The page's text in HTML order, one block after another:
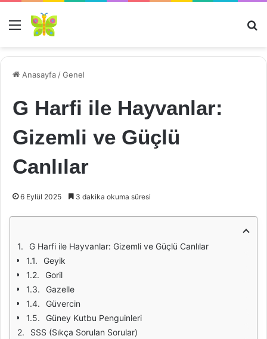
Menü
Anasayfa /Genel
G Harfi ile Hayvanlar:
Gizemli ve Güçlü
Canlılar
6 Eylül 2025 3 dakika okuma süresi
G Harfi ile Hayvanlar: Gizemli ve Güçlü Canlılar
Geyik
Goril
Gazelle
Güvercin
Güney Kutbu Penguinleri
SSS (Sıkça Sorulan Sorular)